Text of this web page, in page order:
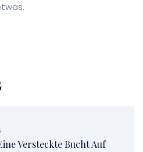
Versteckte Bucht Auf